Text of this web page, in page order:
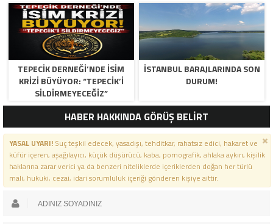
TEPECİK DERNEĞİ’NDE İSİM
KRİZİ BÜYÜYOR: “TEPECİK’İ
SİLDİRMEYECEĞİZ”
İSTANBUL BARAJLARINDA SON
DURUM!
HABER HAKKINDA GÖRÜŞ BELİRT
YASAL UYARI!Suç teşkil edecek, yasadışı, tehditkar, rahatsız edici, hakaret ve
küfür içeren, aşağılayıcı, küçük düşürücü, kaba, pornografik, ahlaka aykırı, kişilik
haklarına zarar verici ya da benzeri niteliklerde içeriklerden doğan her türlü
mali, hukuki, cezai, idari sorumluluk içeriği gönderen kişiye aittir.